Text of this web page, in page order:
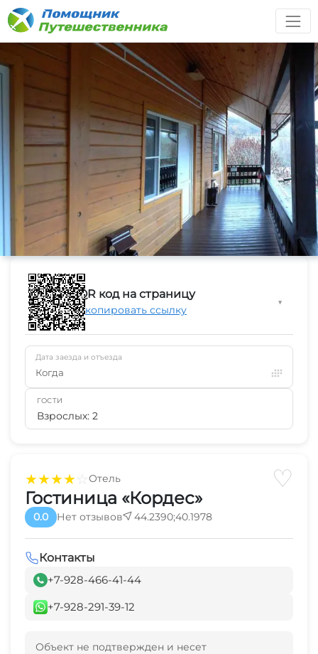
★★★★☆Отель ♡
Гостиница «Кордес»
0.0 Нет отзывов 44.2390;40.1978
Контакты
+7-928-466-41-44
+7-928-291-39-12
Объект не подтвержден и несет
QR код на страницу
Скопировать ссылку
▼
Дата заезда и отъезда
Когда
ГОСТИ
Взрослых: 2